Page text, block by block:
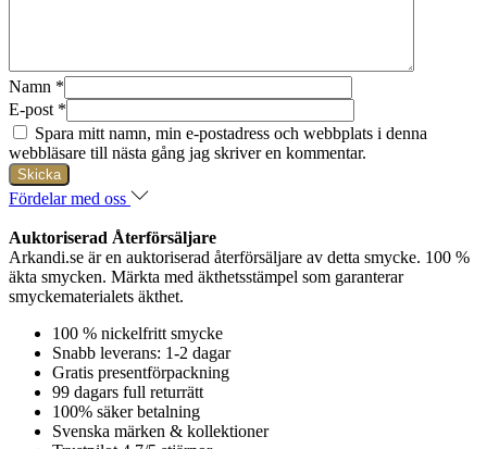
Namn *
E-post *
Spara mitt namn, min e-postadress och webbplats i denna
webbläsare till nästa gång jag skriver en kommentar.
Fördelar med oss
Auktoriserad Återförsäljare
Arkandi.se är en auktoriserad återförsäljare av detta smycke. 100 %
äkta smycken. Märkta med äkthetsstämpel som garanterar
smyckematerialets äkthet.
100 % nickelfritt smycke
Snabb leverans: 1-2 dagar
Gratis presentförpackning
99 dagars full returrätt
100% säker betalning
Svenska märken & kollektioner